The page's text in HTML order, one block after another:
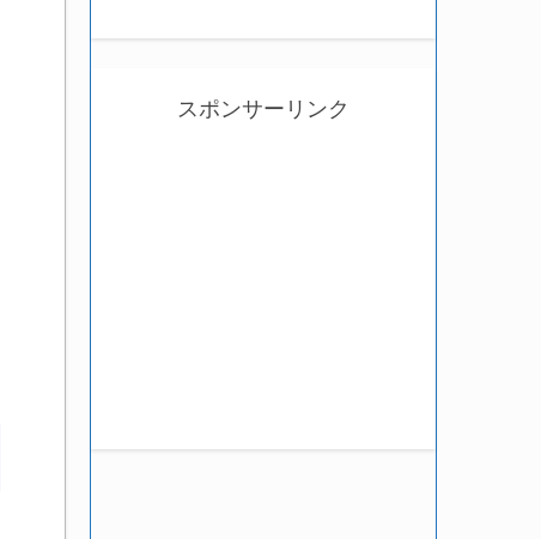
スポンサーリンク